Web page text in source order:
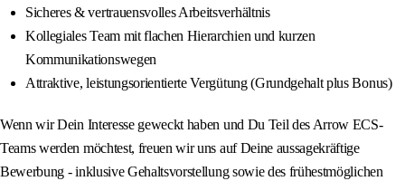
Sicheres & vertrauensvolles Arbeitsverhältnis
Kollegiales Team mit flachen Hierarchien und kurzen
Kommunikationswegen
Attraktive, leistungsorientierte Vergütung (Grundgehalt plus Bonus)
Wenn wir Dein Interesse geweckt haben und Du Teil des Arrow ECS-
Teams werden möchtest, freuen wir uns auf Deine aussagekräftige
Bewerbung - inklusive Gehaltsvorstellung sowie des frühestmöglichen